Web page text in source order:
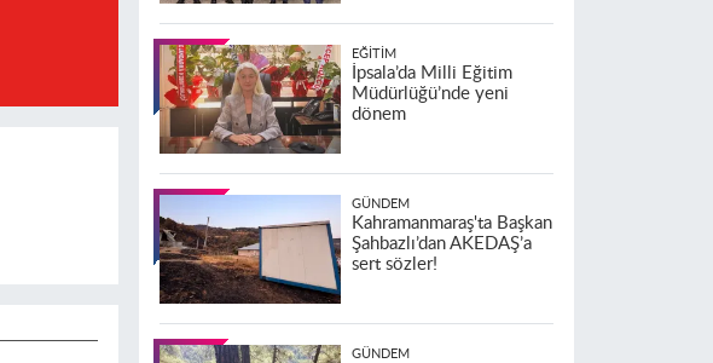
EĞITIM
İpsala’da Milli Eğitim
Müdürlüğü’nde yeni
dönem
GÜNDEM
Kahramanmaraş'ta Başkan
Şahbazlı’dan AKEDAŞ’a
sert sözler!
GÜNDEM